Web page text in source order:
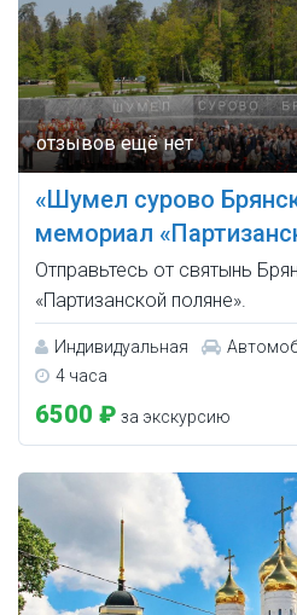
«Шумел сурово
мемориал
Отправьтесь от святынь
«Партизанской поляне».
Индивидуальная
4 часа
6500 ₽ за экскурсию